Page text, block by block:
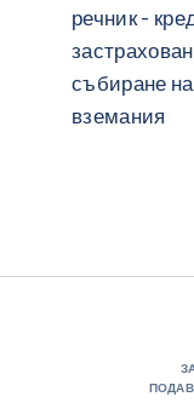
речник -
събиране на
вземания